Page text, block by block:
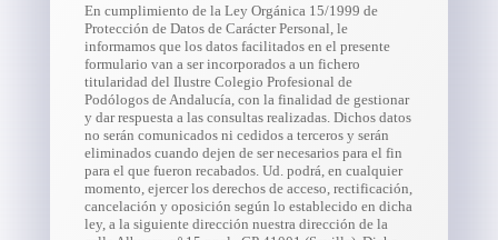
En cumplimiento de la Ley Orgánica 15/1999 de
Protección de Datos de Carácter Personal, le
informamos que los datos facilitados en el presente
formulario van a ser incorporados a un fichero
titularidad del Ilustre Colegio Profesional de
Podólogos de Andalucía, con la finalidad de gestionar
y dar respuesta a las consultas realizadas. Dichos datos
no serán comunicados ni cedidos a terceros y serán
eliminados cuando dejen de ser necesarios para el fin
para el que fueron recabados. Ud. podrá, en cualquier
momento, ejercer los derechos de acceso, rectificación,
cancelación y oposición según lo establecido en dicha
ley, a la siguiente dirección nuestra dirección de la